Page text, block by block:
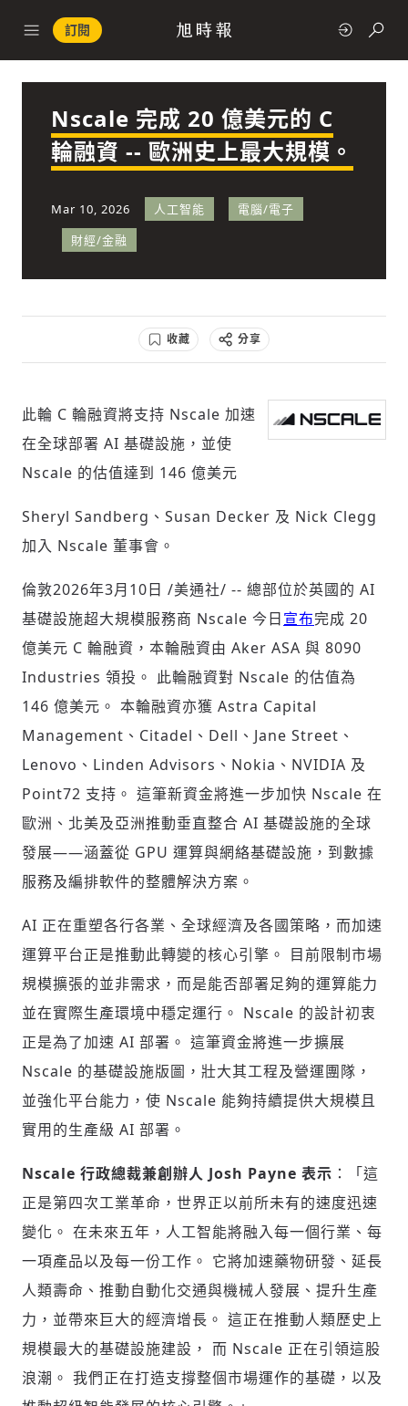
訂閱
政治
科技
社會
Nscale 完成 20 億美元的 C
輪融資 -- 歐洲史上最大規模。
Mar 10, 2026 人工智能
電腦/電子
財經/金融
收藏 分享
此輪 C 輪融資將支持 Nscale 加速
在全球部署 AI 基礎設施，並使
Nscale 的估值達到 146 億美元
Sheryl Sandberg、Susan Decker 及 Nick Clegg
加入 Nscale 董事會。
倫敦2026年3月10日 /美通社/ -- 總部位於英國的 AI
基礎設施超大規模服務商 Nscale 今日宣布完成 20
億美元 C 輪融資，本輪融資由 Aker ASA 與 8090
Industries 領投。 此輪融資對 Nscale 的估值為
146 億美元。 本輪融資亦獲 Astra Capital
Management、Citadel、Dell、Jane Street、
Lenovo、Linden Advisors、Nokia、NVIDIA 及
Point72 支持。 這筆新資金將進一步加快 Nscale 在
歐洲、北美及亞洲推動垂直整合 AI 基礎設施的全球
發展——涵蓋從 GPU 運算與網絡基礎設施，到數據
服務及編排軟件的整體解決方案。
AI 正在重塑各行各業、全球經濟及各國策略，而加速
運算平台正是推動此轉變的核心引擎。 目前限制市場
規模擴張的並非需求，而是能否部署足夠的運算能力
並在實際生產環境中穩定運行。 Nscale 的設計初衷
正是為了加速 AI 部署。 這筆資金將進一步擴展
Nscale 的基礎設施版圖，壯大其工程及營運團隊，
並強化平台能力，使 Nscale 能夠持續提供大規模且
實用的生產級 AI 部署。
Nscale 行政總裁兼創辦人 Josh Payne 表示 ：「這
正是第四次工業革命，世界正以前所未有的速度迅速
變化。 在未來五年，人工智能將融入每一個行業、每
一項產品以及每一份工作。 它將加速藥物研發、延長
人類壽命、推動自動化交通與機械人發展、提升生產
力，並帶來巨大的經濟增長。 這正在推動人類歷史上
規模最大的基礎設施建設， 而 Nscale 正在引領這股
浪潮。 我們正在打造支撐整個市場運作的基礎，以及